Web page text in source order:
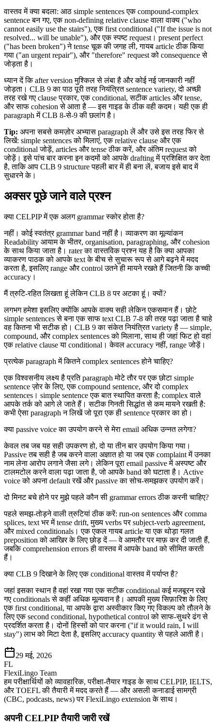
वास्तव में क्या बदला: आठ simple sentences एक compound-complex
sentence बन गए, एक non-defining relative clause वाला वाक्य ("who
cannot easily use the stairs"), एक first conditional ("If the issue is not
resolved... will be unable"), और एक स्पष्ट request। present perfect
("has been broken") ने tense चूक की जगह ली, गायब article ठीक किया
गया ("an urgent repair"), और "therefore" request को consequence से
जोड़ता है।
ध्यान दें कि after version मुश्किल से लंबा है और कोई नई जानकारी नहीं
जोड़ता। CLB 9 का पाठ पूरी तरह नियंत्रित sentence variety, दो अच्छी
तरह रखे गए clause प्रकार, एक conditional, सटीक articles और tense,
और साफ cohesion से आता है — इस गाइड के ठीक वही कदम। यही एक ही
paragraph में CLB 8-से-9 की छलांग है।
Tip: अपना सबसे कमज़ोर अभ्यास paragraph लें और उसे इस तरह फिर से
लिखें: simple sentences को मिलाएं, एक relative clause और एक
conditional जोड़ें, articles और tense ठीक करें, और अंतिम request को
जोड़ें। इसे पांच बार करना इन कदमों को आपके drafting में प्रशिक्षित कर देता
है, ताकि आप CLB 9 structure पहली बार में ही बना लें, बजाय इसे बाद में
सुधारने के।
अक्सर पूछे जाने वाले प्रश्न
क्या CELPIP में एक अलग grammar स्कोर होता है?
नहीं। कोई स्वतंत्र grammar band नहीं है। व्याकरण का मूल्यांकन
Readability आयाम के भीतर, organisation, paragraphing, और cohesion
के साथ किया जाता है। rater का वास्तविक प्रश्न यह है कि क्या आपका
व्याकरण पाठक को आपके text के बीच से सुचारू रूप से आगे बढ़ने में मदद
करता है, इसलिए range और control उतने ही मायने रखते हैं जितनी कि कच्ची
accuracy।
मैं त्रुटि-रहित लिखता हूं लेकिन CLB 8 पर अटका हूं। क्यों?
लगभग हमेशा इसलिए क्योंकि आपके वाक्य सही लेकिन एकसमान हैं। छोटे
simple sentences से बना एक साफ text CLB 7-8 की तरह पढ़ा जाता है चाहे
वह कितना भी सटीक हो। CLB 9 का संकेत नियंत्रित variety है — simple,
compound, और complex sentences को मिलाना, साथ ही जहां फिट हो वहां
एक relative clause या conditional। केवल accuracy नहीं, range जोड़ें।
प्रत्येक paragraph में कितने complex sentences होने चाहिए?
एक विश्वसनीय लक्ष्य है प्रति paragraph मोटे तौर पर एक छोटा simple
sentence ज़ोर के लिए, एक compound sentence, और दो complex
sentences। simple sentence एक बात स्थापित करता है; complex वाले
आपके तर्क को आगे ले जाते हैं। सटीक गिनती सिद्धांत से कम मायने रखती है:
कभी ऐसा paragraph न लिखें जो पूरा एक ही sentence प्रकार का हो।
क्या passive voice का उपयोग करने से मेरा email अधिक उन्नत लगेगा?
केवल तब जब यह सही उपकरण हो, दो या तीन बार उपयोग किया गया।
Passive तब सही है जब करने वाला अज्ञात हो या जब एक complaint में उनका
नाम लेना आरोप लगाने जैसा लगे। लेकिन पूरा email passive में अस्पष्ट और
टालमटोल करने वाला पढ़ा जाता है, जो आपके band को घटाता है। Active
voice को अपना default रखें और passive का सोच-समझकर उपयोग करें।
दो मिनट बचे होने पर मुझे पहले कौन सी grammar errors ठीक करनी चाहिए?
पहले समझ-तोड़ने वाली त्रुटियां ठीक करें: run-on sentences और comma
splices, text भर में tense drift, मुख्य verbs पर subject-verb agreement,
और mixed conditionals। एक एकल गायब article या एक थोड़ा गलत
preposition को आखिर के लिए छोड़ दें — वे आमतौर पर माफ़ कर दी जाती हैं,
जबकि comprehension errors ही वास्तव में आपके band को सीमित करती
हैं।
क्या CLB 9 दिखाने के लिए एक conditional वास्तव में पर्याप्त है?
जहां इसका स्थान है वहां रखा गया एक सटीक conditional कई मजबूरन रखे
गए conditionals से कहीं अधिक मूल्यवान है। आपकी मुख्य सिफ़ारिश के लिए
एक first conditional, या आपके द्वारा अस्वीकार किए गए विकल्प को तौलने के
लिए एक second conditional, hypothetical control को साफ-सुथरे ढंग से
प्रदर्शित करता है। दोनों हिस्सों को पार करना ("if it would rain, I will
stay") लाभ को मिटा देता है, इसलिए accuracy quantity से पहले आती है।
29 मई, 2026
FL
FlexiLingo Team
हम परीक्षार्थियों को व्यावहारिक, परीक्षा-तैयार गाइड के साथ CELPIP, IELTS,
और TOEFL की तैयारी में मदद करते हैं — और असली कनाडाई सामग्री
(CBC, podcasts, news) पर FlexiLingo extension के साथ।
अपनी CELPIP तैयारी जारी रखें